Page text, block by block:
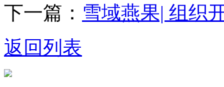
下一篇： 雪域燕果| 组织
返回列表